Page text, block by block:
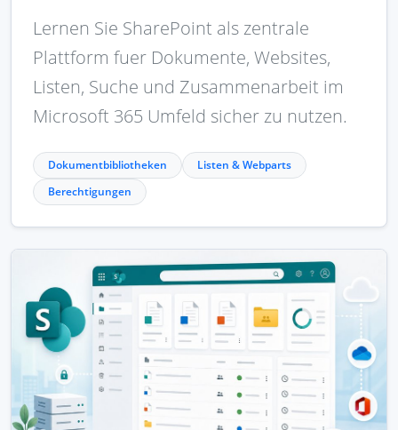
Lernen Sie SharePoint als zentrale
Plattform fuer Dokumente, Websites,
Listen, Suche und Zusammenarbeit im
Microsoft 365 Umfeld sicher zu nutzen.
Dokumentbibliotheken
Listen & Webparts
Berechtigungen